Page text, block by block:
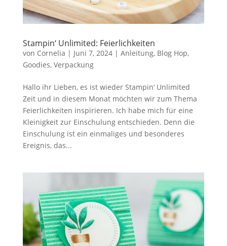
Stampin‘ Unlimited: Feierlichkeiten
von Cornelia | Juni 7, 2024| Anleitung, Blog Hop,
Goodies, Verpackung
Hallo ihr Lieben, es ist wieder Stampin‘ Unlimited
Zeit und in diesem Monat möchten wir zum Thema
Feierlichkeiten inspirieren. Ich habe mich für eine
Kleinigkeit zur Einschulung entschieden. Denn die
Einschulung ist ein einmaliges und besonderes
Ereignis, das...